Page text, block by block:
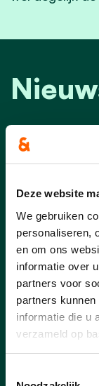
Deze website
We gebruiken
personaliseren,
en om ons
informatie over
partners voor
partners
informatie die u
verzameld op
16/12/25